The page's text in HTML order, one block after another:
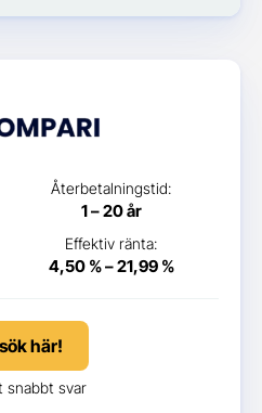
Återbetalningstid:
1 – 20 år
Effektiv ränta:
4,50 % – 21,99 %
här!
snabbt svar